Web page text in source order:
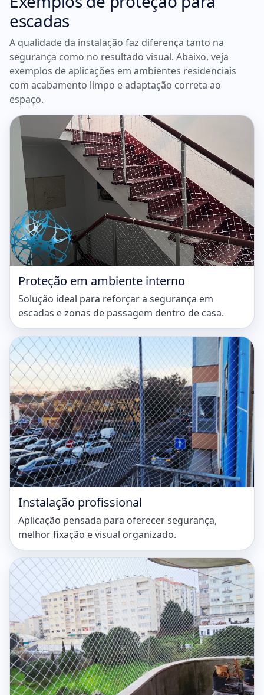
escadas
A qualidade da instalação faz diferença tanto na
segurança como no resultado visual. Abaixo, veja
exemplos de aplicações em ambientes residenciais
com acabamento limpo e adaptação correta ao
espaço.
Proteção em ambiente interno
Solução ideal para reforçar a segurança em
escadas e zonas de passagem dentro de casa.
Instalação profissional
Aplicação pensada para oferecer segurança,
melhor fixação e visual organizado.